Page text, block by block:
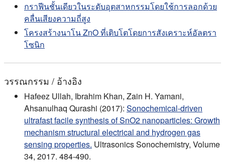
กราฟีนชั้นเดียวในระดับอุตสาหกรรมโดยใช้การลอกด้วย
คลื่นเสียงความถี่สูง
โครงสร้างนาโน ZnO ที่เติบโตโดยการสังเคราะห์อัลตรา
โซนิก
วรรณกรรม / อ้างอิง
Hafeez Ullah, Ibrahim Khan, Zain H. Yamani,
Ahsanulhaq Qurashi (2017): Sonochemical-driven
ultrafast facile synthesis of SnO2 nanoparticles: Growth
mechanism structural electrical and hydrogen gas
sensing properties. Ultrasonics Sonochemistry, Volume
34, 2017. 484-490.